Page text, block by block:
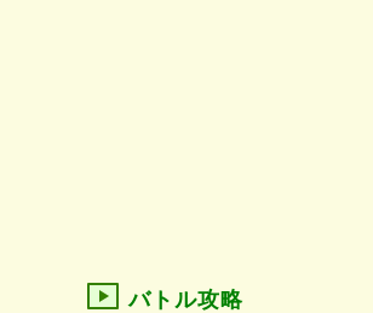
バトル攻略